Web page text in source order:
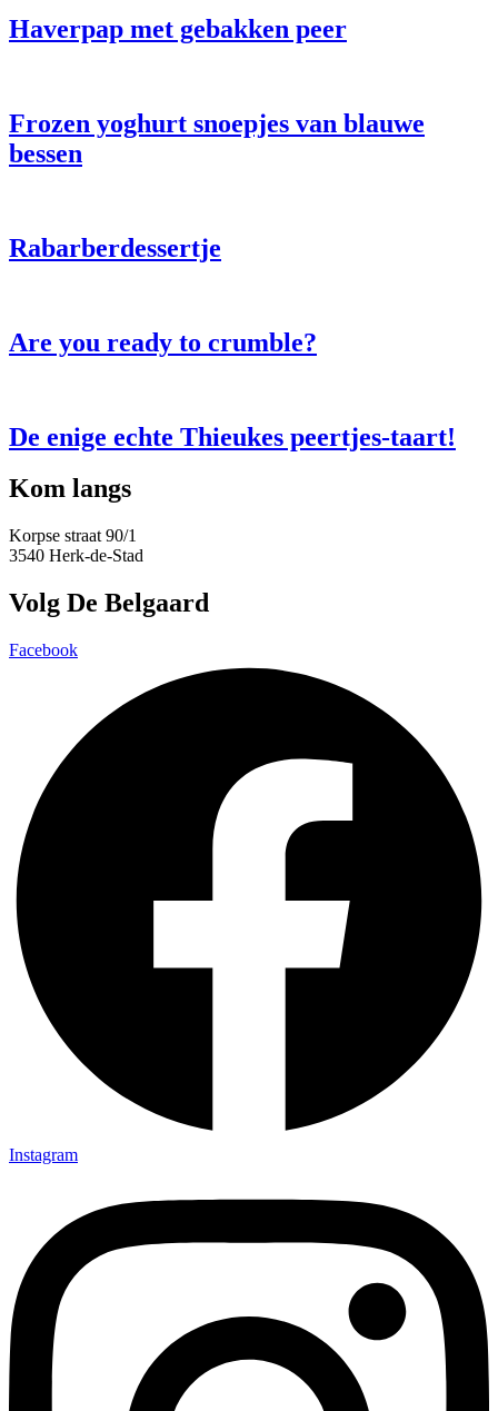
Haverpap met gebakken peer
Frozen yoghurt snoepjes van blauwe
bessen
Rabarberdessertje
Are you ready to crumble?
De enige echte Thieukes peertjes-taart!
Kom langs
Korpse straat 90/1
3540 Herk-de-Stad
Volg De Belgaard
Facebook
Instagram